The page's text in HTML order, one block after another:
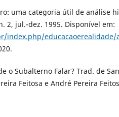
uma categoria útil de análise
2, jul.-dez. 1995. Disponível em:
index.php/educacaoerealidade/
o Subalterno Falar? Trad. de
Feitosa e André Pereira